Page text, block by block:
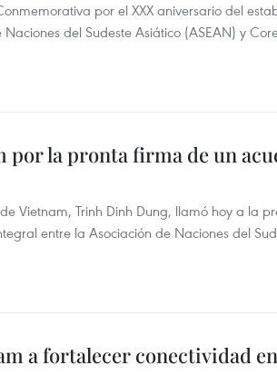
por el XXX aniversario del
del Sudeste Asiático (ASEAN) y
por la pronta firma de un
Vietnam, Trinh Dinh Dung, llamó hoy a la
entre la Asociación de Naciones del
a fortalecer conectividad